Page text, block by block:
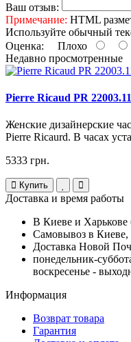
Ваш отзыв:
Примечание: HTML
Используйте обычный
Оценка: Плохо
Недавно просмотренные
Pierre Ricaud PR
Женские дизайнерские
Pierre Ricaurd. В часах
5333 грн.
Купить
Доставка и время работы
В Киеве и Харькове
Самовывоз в Киеве,
Доставка Новой
понедельник-
воскресенье -
Информация
Возврат товара
Гарантия